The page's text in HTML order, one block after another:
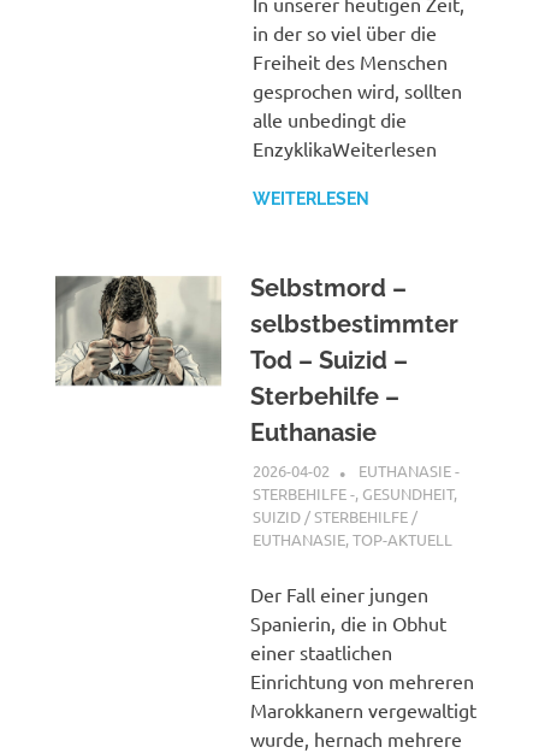
in der so viel über die
Freiheit des Menschen
gesprochen wird, sollten
alle unbedingt die
EnzyklikaWeiterlesen
WEITERLESEN
Selbstmord –
selbstbestimmter
Tod – Suizid –
Sterbehilfe –
Euthanasie
2026-04-02 XX
EUTHANASIE -
STERBEHILFE -, GESUNDHEIT,
SUIZID / STERBEHILFE /
EUTHANASIE,TOP-AKTUELL
Der Fall einer jungen
Spanierin, die in Obhut
einer staatlichen
Einrichtung von mehreren
Marokkanern vergewaltigt
wurde, hernach mehrere